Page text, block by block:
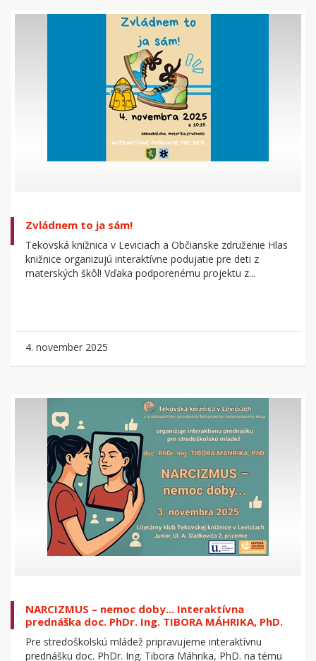
Zvládnem to ja sám!
Tekovská knižnica v Leviciach a Občianske združenie Hlas
knižnice organizujú interaktívne podujatie pre deti z
materských škôl! Vďaka podporenému projektu z...
4. november 2025
NARCIZMUS – nemoc doby... Interaktívna
prednáška doc. PhDr. Ing. TIBORA MÁHRIKA, PhD.
Pre stredoškolskú mládež pripravujeme interaktívnu
prednášku doc. PhDr. Ing. Tibora Máhrika, PhD. na tému